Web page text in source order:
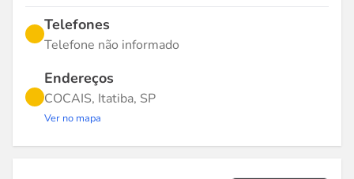
Telefones
Telefone não informado
Endereços
COCAIS, Itatiba, SP
Ver no mapa